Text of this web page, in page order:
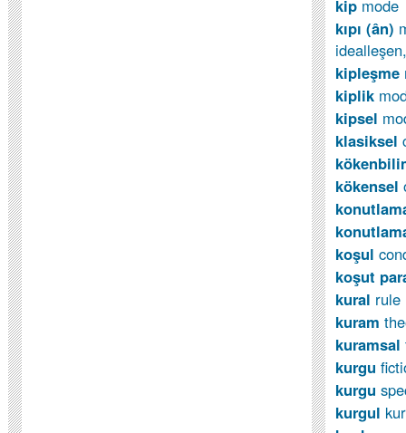
kip mode
kıpı (ân)
kipleşme
kiplik
kipsel
klasiksel
kökensel
koşul
koşut
kural rule
kuram
kuramsal
kurgu
kurgu
kurgul